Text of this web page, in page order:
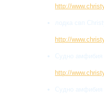
http://
лодка свп
http://
Судно амфибия
http://
Судно амфибия